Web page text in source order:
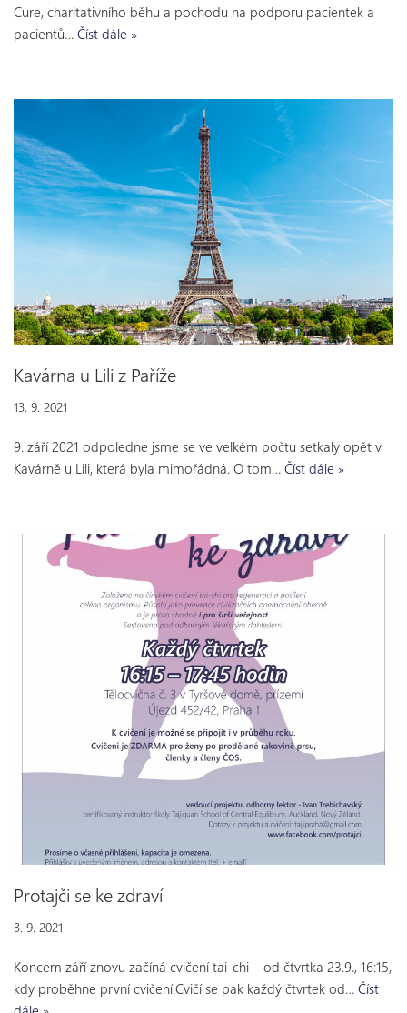
Cure, charitativního běhu a pochodu na podporu pacientek a
pacientů… Číst dále »
Kavárna u Lili z Paříže
13. 9. 2021
9. září 2021 odpoledne jsme se ve velkém počtu setkaly opět v
Kavárně u Lili, která byla mimořádná. O tom… Číst dále »
Protajči se ke zdraví
3. 9. 2021
Koncem září znovu začíná cvičení tai-chi – od čtvrtka 23.9., 16:15,
kdy proběhne první cvičení.Cvičí se pak každý čtvrtek od… Číst